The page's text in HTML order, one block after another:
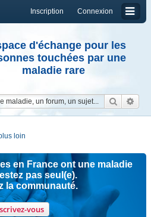
Connexion
Inscription
d'échange pour les
touchées par une
maladie rare
loin
en France ont une maladie
pas seul(e).
la communauté.
vous